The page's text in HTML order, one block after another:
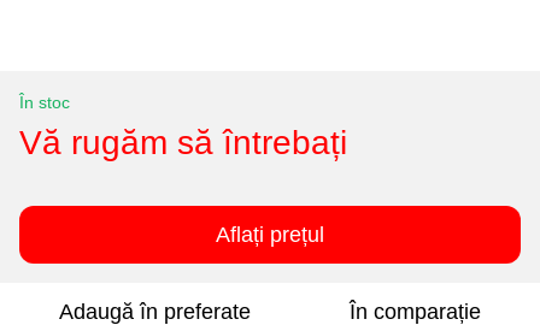
În stoc
Vă rugăm să întrebați
Aflați prețul
Adaugă în preferate În comparație